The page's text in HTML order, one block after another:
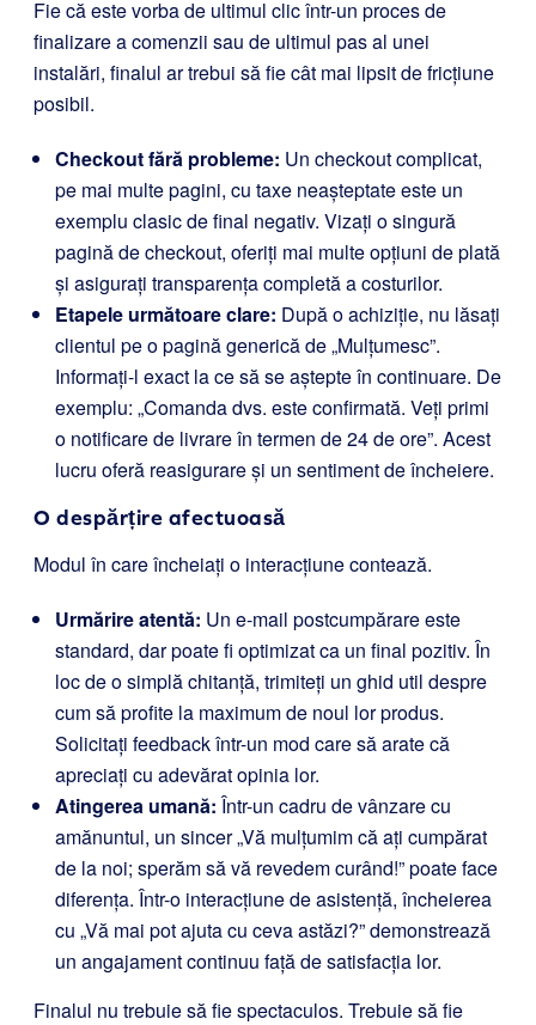
Fie că este vorba de ultimul clic într-un proces de
finalizare a comenzii sau de ultimul pas al unei
instalări, finalul ar trebui să fie cât mai lipsit de fricțiune
posibil.
Checkout fără probleme: Un checkout complicat,
pe mai multe pagini, cu taxe neașteptate este un
exemplu clasic de final negativ. Vizați o singură
pagină de checkout, oferiți mai multe opțiuni de plată
și asigurați transparența completă a costurilor.
Etapele următoare clare: După o achiziție, nu lăsați
clientul pe o pagină generică de „Mulțumesc”.
Informați-l exact la ce să se aștepte în continuare. De
exemplu: „Comanda dvs. este confirmată. Veți primi
o notificare de livrare în termen de 24 de ore”. Acest
lucru oferă reasigurare și un sentiment de încheiere.
O despărțire afectuoasă
Modul în care încheiați o interacțiune contează.
Urmărire atentă: Un e-mail postcumpărare este
standard, dar poate fi optimizat ca un final pozitiv. În
loc de o simplă chitanță, trimiteți un ghid util despre
cum să profite la maximum de noul lor produs.
Solicitați feedback într-un mod care să arate că
apreciați cu adevărat opinia lor.
Atingerea umană: Într-un cadru de vânzare cu
amănuntul, un sincer „Vă mulțumim că ați cumpărat
de la noi; sperăm să vă revedem curând!” poate face
diferența. Într-o interacțiune de asistență, încheierea
cu „Vă mai pot ajuta cu ceva astăzi?” demonstrează
un angajament continuu față de satisfacția lor.
Finalul nu trebuie să fie spectaculos. Trebuie să fie